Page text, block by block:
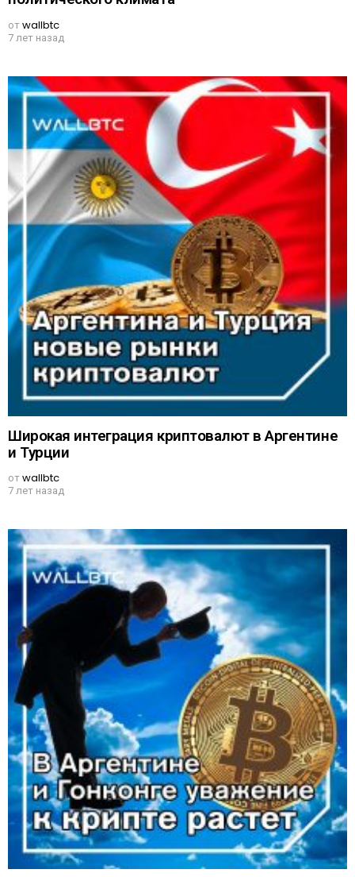
отwallbtc
7 лет назад
Широкая интеграция криптовалют в Аргентине
и Турции
отwallbtc
7 лет назад